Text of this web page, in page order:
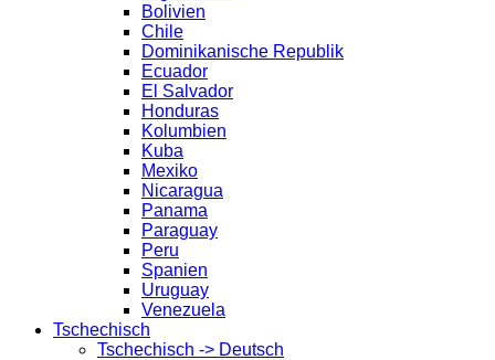
Bolivien
Chile
Dominikanische Republik
Ecuador
El Salvador
Honduras
Kolumbien
Kuba
Mexiko
Nicaragua
Panama
Paraguay
Peru
Spanien
Uruguay
Venezuela
Tschechisch
Tschechisch -> Deutsch